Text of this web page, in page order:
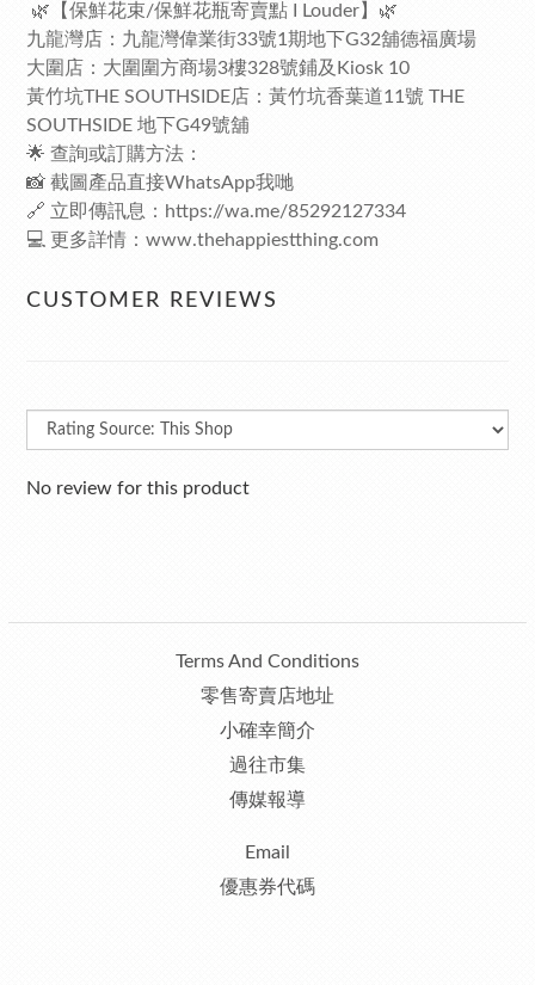
🌿【保鮮花束/保鮮花瓶寄賣點 I Louder】🌿
九龍灣店：九龍灣偉業街33號1期地下G32舖德福廣場
大圍店：大圍圍方商場3樓328號鋪及Kiosk 10
黃竹坑THE SOUTHSIDE店：黃竹坑香葉道11號 THE
SOUTHSIDE 地下G49號舖
🌟 查詢或訂購方法：
📸 截圖產品直接WhatsApp我哋
🔗 立即傳訊息： https://wa.me/85292127334
💻 更多詳情： www.thehappiestthing.com
CUSTOMER REVIEWS
No review for this product
Terms And Conditions
零售寄賣店地址
小確幸簡介
過往市集
傳媒報導
Email
優惠券代碼